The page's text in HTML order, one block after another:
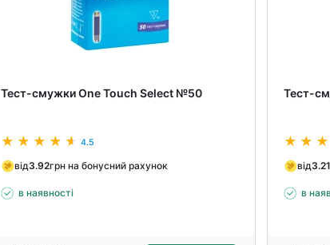
Тест-смужки One Touch Select №50
4.5
від3.92грн на бонусний рахунок
в наявності
Тест-
від3.21
в